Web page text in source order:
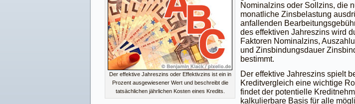
Der effektive Jahreszins oder Effektivzins ist ein in
Prozent ausgewiesener Wert und beschreibt die
tatsächlichen jährlichen Kosten eines Kredits.
Nominalzins oder Sollzins, die
monatliche Zinsbelastung
anfallenden
des effektiven Jahreszins wird
Faktoren Nominalzins,
und Zinsbindungsdauer
bestimmt.
Der effektive Jahreszins spielt
Kreditvergleich eine wichtige
findet der potentielle
kalkulierbare Basis für alle